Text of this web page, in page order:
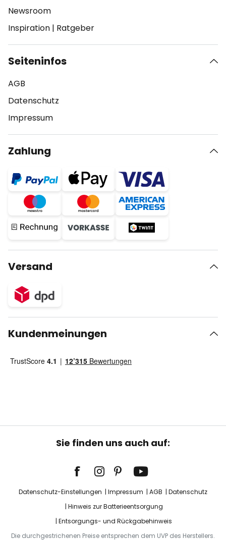
Newsroom
Inspiration | Ratgeber
Seiteninfos
AGB
Datenschutz
Impressum
Zahlung
Versand
Kundenmeinungen
Sie finden uns auch auf:
Datenschutz-Einstellungen Impressum AGB
Datenschutz
Hinweis zur Batterieentsorgung
Entsorgungs- und Rückgabehinweis
Die durchgestrichenen Preise entsprechen dem UVP des Herstellers.